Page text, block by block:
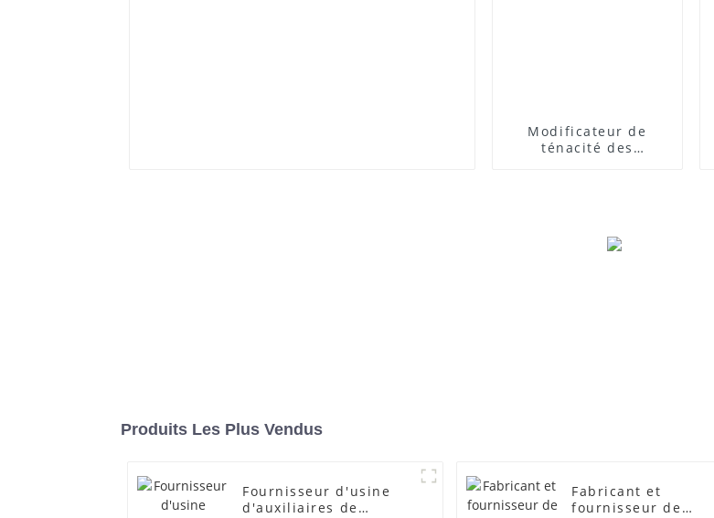
Modificateur de
ténacité des
Produits Les Plus Vendus
Fournisseur d'usine
d'auxiliaires de
Fabricant et
fournisseur de